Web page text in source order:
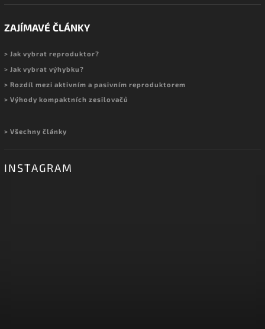
ZAJÍMAVÉ ČLÁNKY
> Jak vybrat reproduktor?
> Jak vybrat výhybku?
> Rozdíl mezi aktivním a pasivním reproduktorem
> Výhody kompaktních zesilovačů
> Všechny články
INSTAGRAM